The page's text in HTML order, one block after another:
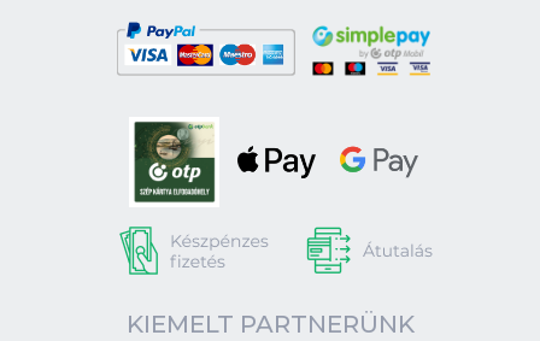
KIEMELT PARTNERÜNK